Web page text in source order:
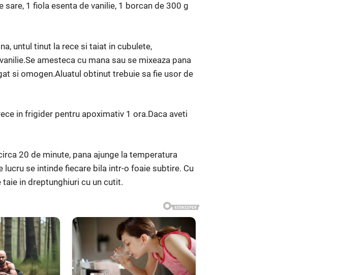
1 fiola esenta de vanilie, 1 borcan de 300 g
untul tinut la rece si taiat in cubulete,
amesteca cu mana sau se mixeaza pana
si omogen.Aluatul obtinut trebuie sa fie usor de
in frigider pentru apoximativ 1 ora.Daca aveti
20 de minute, pana ajunge la temperatura
se intinde fiecare bila intr-o foaie subtire. Cu
in dreptunghiuri cu un cutit.